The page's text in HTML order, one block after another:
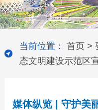
当前位置： 首页 >
态文明建设示范区
媒体纵览 | 守护美